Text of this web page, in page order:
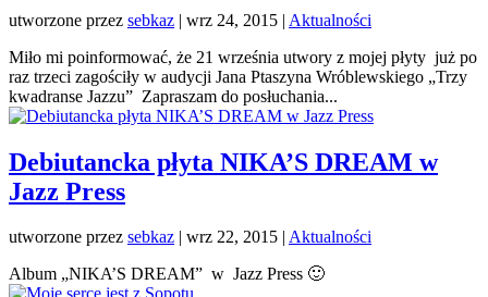
utworzone przez sebkaz | wrz 24, 2015 | Aktualności
Miło mi poinformować, że 21 września utwory z mojej płyty już po
raz trzeci zagościły w audycji Jana Ptaszyna Wróblewskiego „Trzy
kwadranse Jazzu” Zapraszam do posłuchania...
Debiutancka płyta NIKA’S DREAM w
Jazz Press
utworzone przez sebkaz | wrz 22, 2015 | Aktualności
Album „NIKA’S DREAM” w Jazz Press 🙂